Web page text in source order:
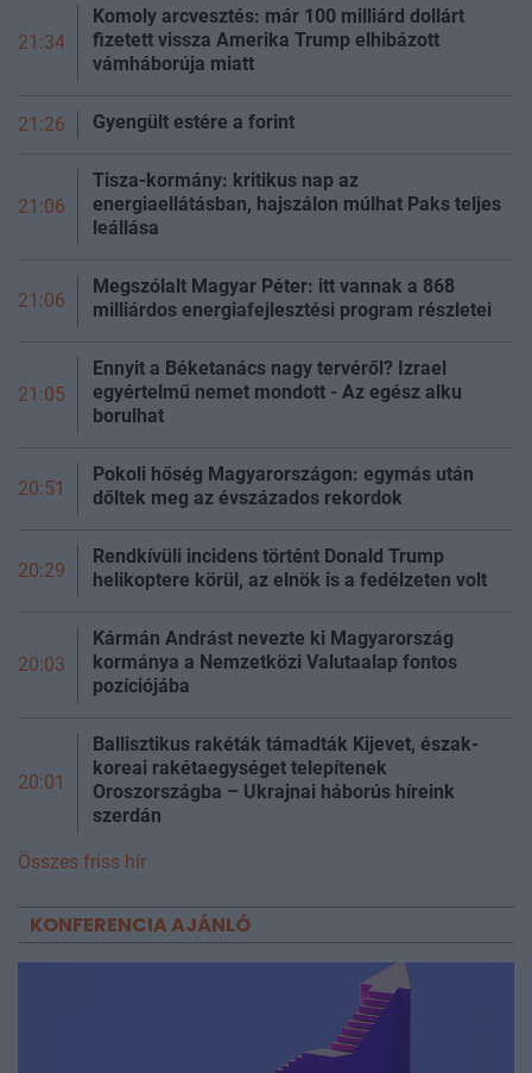
21:34
Komoly arcvesztés: már 100 milliárd dollárt
fizetett vissza Amerika Trump elhibázott
vámháborúja miatt
21:26 Gyengült estére a forint
21:06
Tisza-kormány: kritikus nap az
energiaellátásban, hajszálon múlhat Paks teljes
leállása
21:06
Megszólalt Magyar Péter: itt vannak a 868
milliárdos energiafejlesztési program részletei
21:05
Ennyit a Béketanács nagy tervéről? Izrael
egyértelmű nemet mondott - Az egész alku
borulhat
20:51
Pokoli hőség Magyarországon: egymás után
dőltek meg az évszázados rekordok
20:29
Rendkívüli incidens történt Donald Trump
helikoptere körül, az elnök is a fedélzeten volt
20:03
Kármán Andrást nevezte ki Magyarország
kormánya a Nemzetközi Valutaalap fontos
pozíciójába
20:01
Ballisztikus rakéták támadták Kijevet, észak-
koreai rakétaegységet telepítenek
Oroszországba – Ukrajnai háborús híreink
szerdán
Összes friss hír
KONFERENCIA AJÁNLÓ